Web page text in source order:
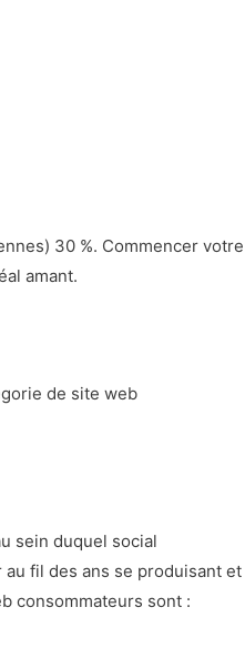
30 %. Commencer votre
amant.
de site web
sein duquel social
fil des ans se produisant et
consommateurs sont :